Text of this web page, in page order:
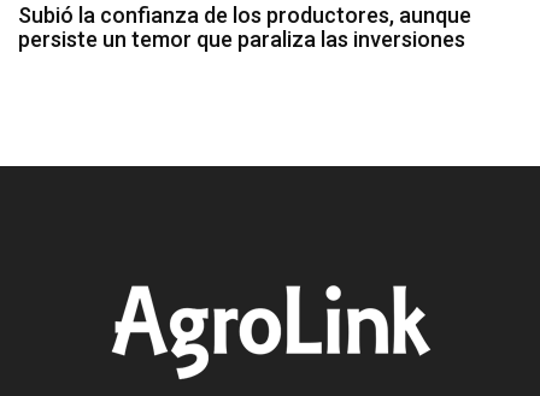
Subió la confianza de los productores, aunque
persiste un temor que paraliza las inversiones